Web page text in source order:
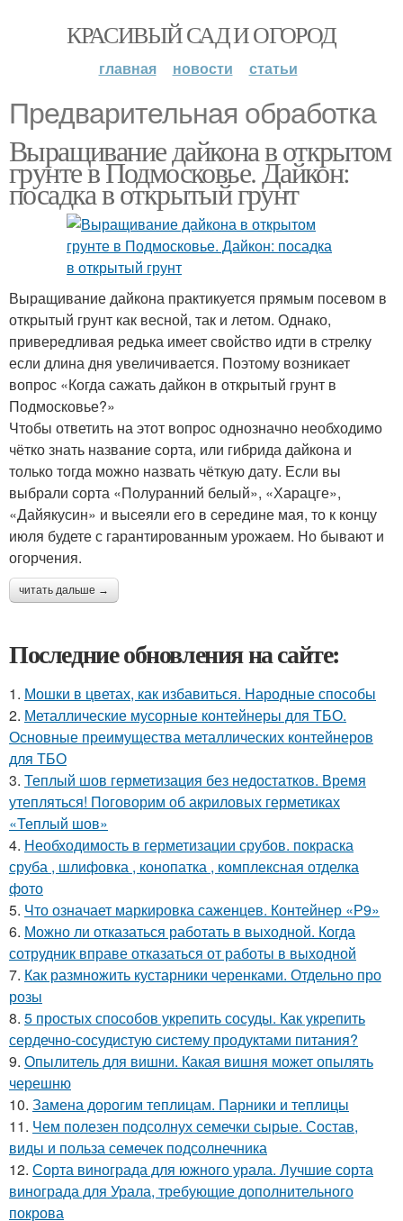
КРАСИВЫЙ САД И ОГОРОД
главная новости статьи
Предварительная обработка
Выращивание дайкона в открытом
грунте в Подмосковье. Дайкон:
посадка в открытый грунт
Выращивание дайкона практикуется прямым посевом в
открытый грунт как весной, так и летом. Однако,
привередливая редька имеет свойство идти в стрелку
если длина дня увеличивается. Поэтому возникает
вопрос «Когда сажать дайкон в открытый грунт в
Подмосковье?»
Чтобы ответить на этот вопрос однозначно необходимо
чётко знать название сорта, или гибрида дайкона и
только тогда можно назвать чёткую дату. Если вы
выбрали сорта «Полуранний белый», «Харацге»,
«Дайякусин» и высеяли его в середине мая, то к концу
июля будете с гарантированным урожаем. Но бывают и
огорчения.
читать дальше →
Последние обновления на сайте:
1. Мошки в цветах, как избавиться. Народные способы
2. Металлические мусорные контейнеры для ТБО.
Основные преимущества металлических контейнеров
для ТБО
3. Теплый шов герметизация без недостатков. Время
утепляться! Поговорим об акриловых герметиках
«Теплый шов»
4. Необходимость в герметизации срубов. покраска
сруба , шлифовка , конопатка , комплексная отделка
фото
5. Что означает маркировка саженцев. Контейнер «Р9»
6. Можно ли отказаться работать в выходной. Когда
сотрудник вправе отказаться от работы в выходной
7. Как размножить кустарники черенками. Отдельно про
розы
8. 5 простых способов укрепить сосуды. Как укрепить
сердечно-сосудистую систему продуктами питания?
9. Опылитель для вишни. Какая вишня может опылять
черешню
10. Замена дорогим теплицам. Парники и теплицы
11. Чем полезен подсолнух семечки сырые. Состав,
виды и польза семечек подсолнечника
12. Сорта винограда для южного урала. Лучшие сорта
винограда для Урала, требующие дополнительного
покрова